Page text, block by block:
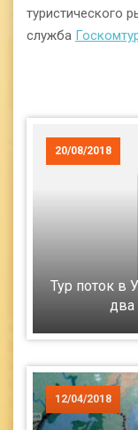
туристического
служба
20/08/2018
Тур поток в
два
12/04/2018